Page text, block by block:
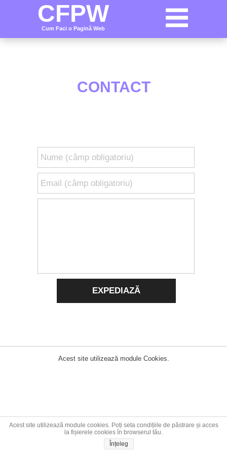
CONTACT
Acest site utilizează module Cookies.
CFPW
Cum Faci o Pagină Web
EXPEDIAZĂ
Acest site utilizează module cookies. Poți seta condițiile de păstrare și acces
la fișierele cookies în browserul tău.
Înțeleg